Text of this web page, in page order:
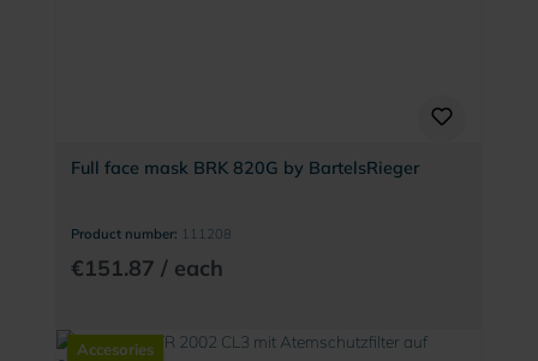
Full face mask BRK 820G by BartelsRieger
Product number: 111208
€151.87 / each
Accesories